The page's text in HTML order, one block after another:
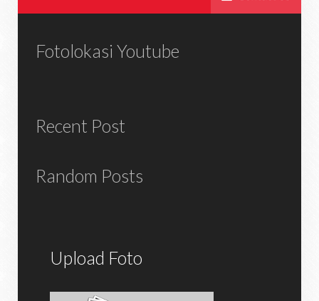
Fotolokasi Youtube
Recent Post
Random Posts
Upload Foto